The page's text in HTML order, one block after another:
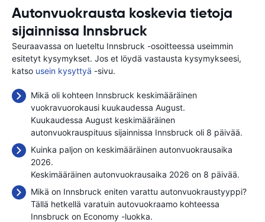
Autonvuokrausta koskevia tietoja
sijainnissa Innsbruck
Seuraavassa on lueteltu Innsbruck -osoitteessa useimmin
esitetyt kysymykset. Jos et löydä vastausta kysymykseesi,
katso usein kysyttyä -sivu.
Mikä oli kohteen Innsbruck keskimääräinen
vuokravuorokausi kuukaudessa August.
Kuukaudessa August keskimääräinen
autonvuokrauspituus sijainnissa Innsbruck oli 8 päivää.
Kuinka paljon on keskimääräinen autonvuokrausaika
2026.
Keskimääräinen autonvuokrausaika 2026 on 8 päivää.
Mikä on Innsbruck eniten varattu autonvuokraustyyppi?
Tällä hetkellä varatuin autovuokraamo kohteessa
Innsbruck on Economy -luokka.